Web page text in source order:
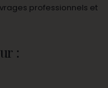
professionnels et
: